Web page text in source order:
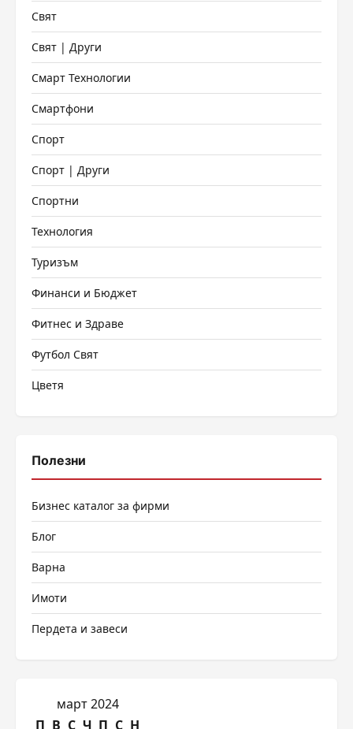
Свят
Свят | Други
Смарт Технологии
Смартфони
Спорт
Спорт | Други
Спортни
Технология
Туризъм
Финанси и Бюджет
Фитнес и Здраве
Футбол Свят
Цветя
Полезни
Бизнес каталог за фирми
Блог
Варна
Имоти
Пердета и завеси
март 2024
П В С Ч П С Н